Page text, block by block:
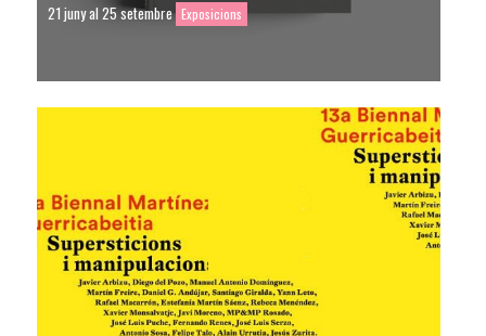
21 juny al 25 setembre Exposicions